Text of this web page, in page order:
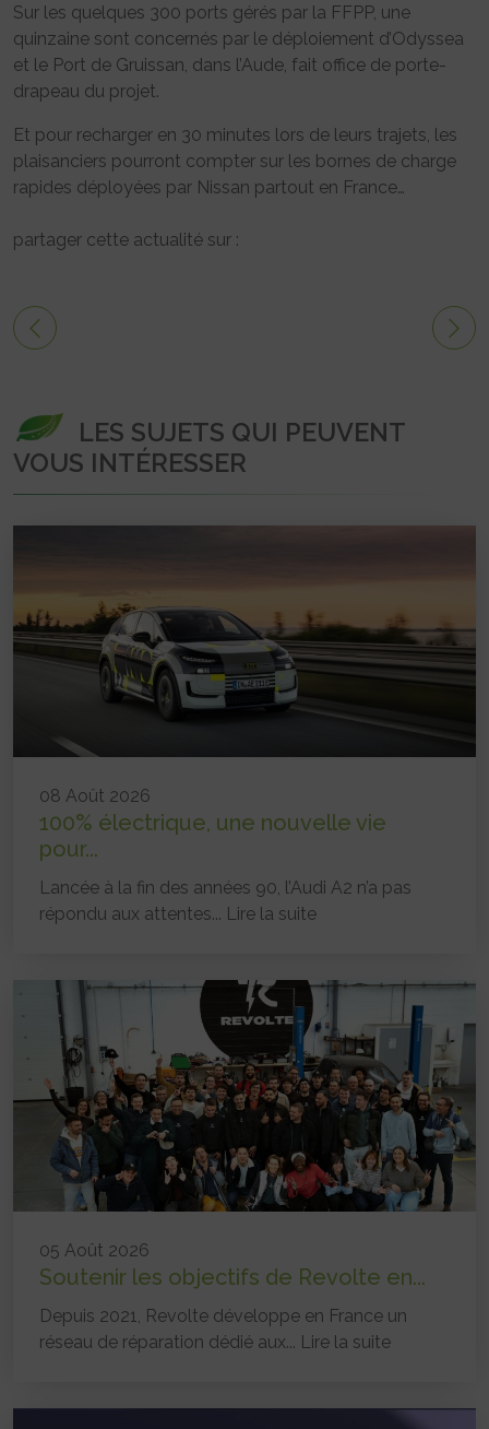
Sur les quelques 300 ports gérés par la FFPP, une
quinzaine sont concernés par le déploiement d’Odyssea
et le Port de Gruissan, dans l’Aude, fait office de porte-
drapeau du projet.
Et pour recharger en 30 minutes lors de leurs trajets, les
plaisanciers pourront compter sur les bornes de charge
rapides déployées par Nissan partout en France…
partager cette actualité sur :
LES SUJETS QUI PEUVENT
VOUS INTÉRESSER
08 Août 2026
100% électrique, une nouvelle vie
pour...
Lancée à la fin des années 90, l’Audi A2 n’a pas
répondu aux attentes... Lire la suite
05 Août 2026
Soutenir les objectifs de Revolte en...
Depuis 2021, Revolte développe en France un
réseau de réparation dédié aux... Lire la suite